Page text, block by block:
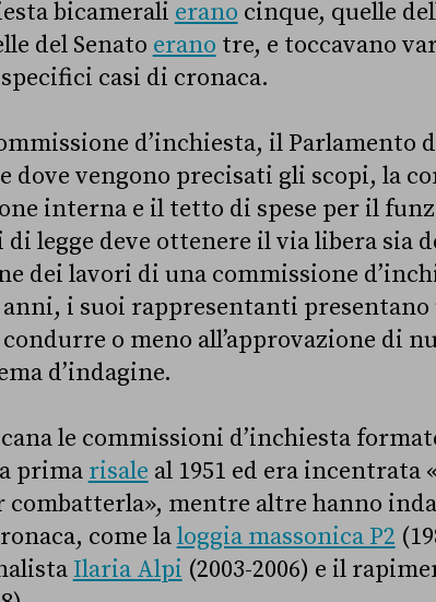
bicamerali erano cinque, quelle
del Senato erano tre, e toccavano
casi di cronaca.
d’inchiesta, il Parlamento
dove vengono precisati gli scopi, la
interna e il tetto di spese per il
legge deve ottenere il via libera sia
dei lavori di una commissione
i suoi rappresentanti presentano
o meno all’approvazione di
d’indagine.
le commissioni d’inchiesta
prima risale al 1951 ed era incentrata
combatterla», mentre altre hanno
come laloggia massonica P2
Ilaria Alpi (2003-2006) e il